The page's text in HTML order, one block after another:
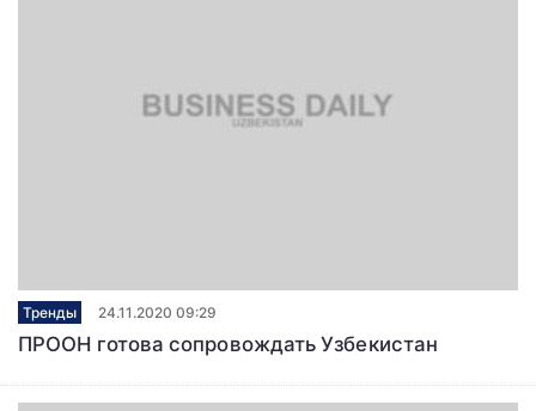
Тренды 24.11.2020 09:29
ПРООН готова сопровождать Узбекистан